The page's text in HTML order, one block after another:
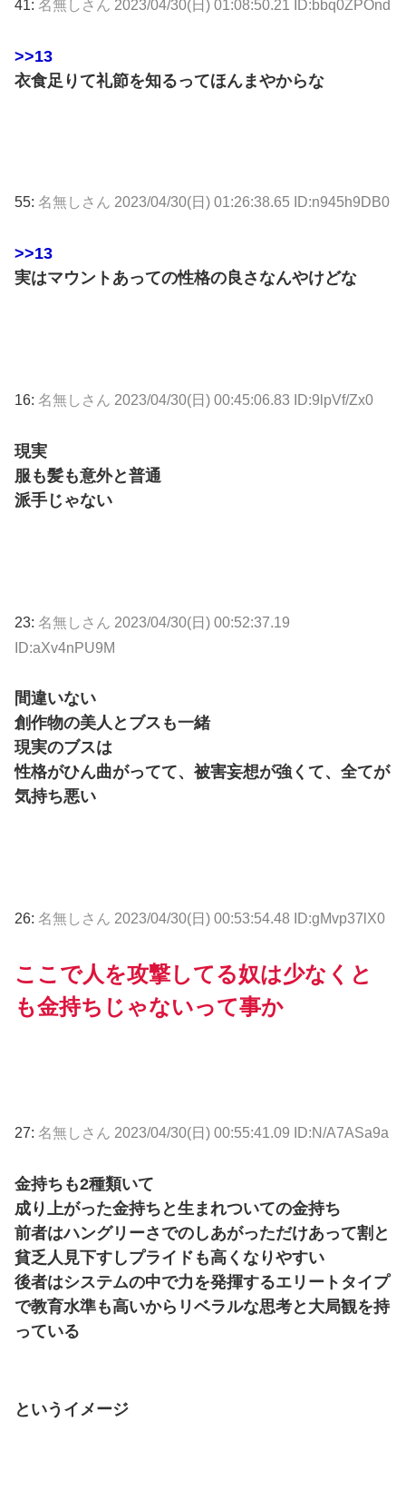
41: 名無しさん 2023/04/30(日) 01:08:50.21 ID:bbq0ZPOnd
>>13
衣食足りて礼節を知るってほんまやからな
55: 名無しさん 2023/04/30(日) 01:26:38.65 ID:n945h9DB0
>>13
実はマウントあっての性格の良さなんやけどな
16: 名無しさん 2023/04/30(日) 00:45:06.83 ID:9lpVf/Zx0
現実
服も髪も意外と普通
派手じゃない
23: 名無しさん 2023/04/30(日) 00:52:37.19
ID:aXv4nPU9M
間違いない
創作物の美人とブスも一緒
現実のブスは
性格がひん曲がってて、被害妄想が強くて、全てが
気持ち悪い
26: 名無しさん 2023/04/30(日) 00:53:54.48 ID:gMvp37lX0
ここで人を攻撃してる奴は少なくと
も金持ちじゃないって事か
27: 名無しさん 2023/04/30(日) 00:55:41.09 ID:N/A7ASa9a
金持ちも2種類いて
成り上がった金持ちと生まれついての金持ち
前者はハングリーさでのしあがっただけあって割と
貧乏人見下すしプライドも高くなりやすい
後者はシステムの中で力を発揮するエリートタイプ
で教育水準も高いからリベラルな思考と大局観を持
っている
というイメージ